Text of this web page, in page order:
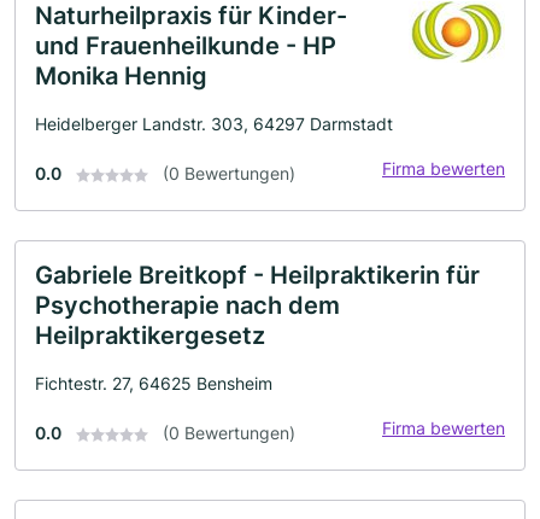
Naturheilpraxis für Kinder-
und Frauenheilkunde - HP
Monika Hennig
Heidelberger Landstr. 303, 64297 Darmstadt
0.0 (0 Bewertungen) Firma bewerten
Gabriele Breitkopf - Heilpraktikerin für
Psychotherapie nach dem
Heilpraktikergesetz
Fichtestr. 27, 64625 Bensheim
0.0 (0 Bewertungen) Firma bewerten